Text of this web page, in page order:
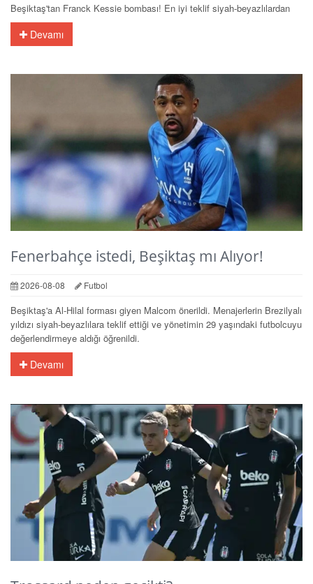
Beşiktaş'tan Franck Kessie bombası! En iyi teklif siyah-beyazlılardan
Devamı
Fenerbahçe istedi, Beşiktaş mı Alıyor!
2026-08-08 Futbol
Beşiktaş'a Al-Hilal forması giyen Malcom önerildi. Menajerlerin Brezilyalı
yıldızı siyah-beyazlılara teklif ettiği ve yönetimin 29 yaşındaki futbolcuyu
değerlendirmeye aldığı öğrenildi.
Devamı